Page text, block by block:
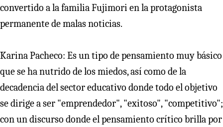
convertido a la familia Fujimori en la protagonista
permanente de malas noticias.
Karina Pacheco: Es un tipo de pensamiento muy básico
que se ha nutrido de los miedos, así como de la
decadencia del sector educativo donde todo el objetivo
se dirige a ser "emprendedor", "exitoso", "competitivo";
con un discurso donde el pensamiento crítico brilla por